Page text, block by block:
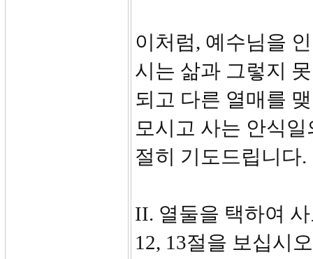
이처럼, 예수님을
시는 삶과 그렇지
되고 다른 열매를
모시고 사는 안식
절히 기도드립니
II. 열둘을 택하여
12, 13절을 보십시